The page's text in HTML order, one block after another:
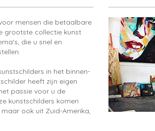
mensen die betaalbare
grootste collectie kunst
die u snel en
in het binnen-
heeft zijn eigen
passie voor u de
kunstschilders komen
ook uit Zuid-Amerika,